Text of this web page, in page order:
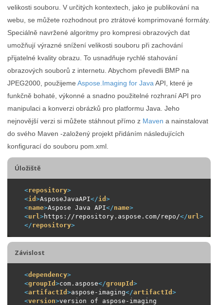
velikosti souboru. V určitých kontextech, jako je publikování na
webu, se můžete rozhodnout pro ztrátové komprimované formáty.
Speciálně navržené algoritmy pro kompresi obrazových dat
umožňují výrazné snížení velikosti souboru při zachování
přijatelné kvality obrazu. To usnadňuje rychlé stahování
obrazových souborů z internetu. Abychom převedli BMP na
JPEG2000, použijeme Aspose.Imaging for Java API, které je
funkčně bohaté, výkonné a snadno použitelné rozhraní API pro
manipulaci a konverzi obrázků pro platformu Java. Jeho
nejnovější verzi si můžete stáhnout přímo z Maven a nainstalovat
do svého Maven -založený projekt přidáním následujících
konfigurací do souboru pom.xml.
Úložiště
<repository>
<id >AsposeJavaAPI</id >
<name>Aspose Java API</name>
<url >https://repository.aspose.com/repo/</url >
</repository>
Závislost
<dependency>
<groupId >com.aspose</groupId >
<artifactId >aspose-imaging</artifactId >
<version>version of aspose-imaging